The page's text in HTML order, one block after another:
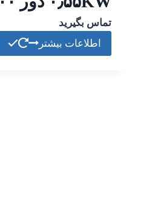
تماس بگیرید
اطلاعات بیشتر